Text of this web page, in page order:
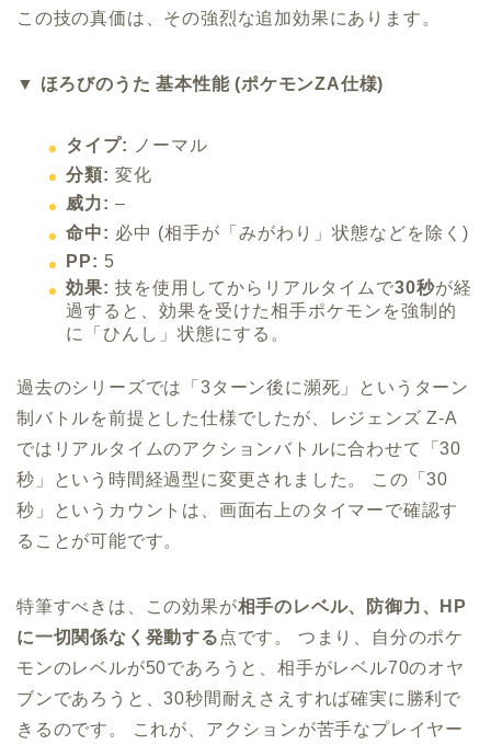
この技の真価は、その強烈な追加効果にあります。
▼ ほろびのうた 基本性能 (ポケモンZA仕様)
タイプ:
ノーマル
分類: 変化
威力: –
命中: 必中 (相手が「みがわり」状態などを除く)
PP: 5
効果: 技を使用してからリアルタイムで30秒が経
過すると、効果を受けた相手ポケモンを強制的
に「ひんし」状態にする。
過去のシリーズでは「3ターン後に瀕死」というターン
制バトルを前提とした仕様でしたが、レジェンズ Z-A
ではリアルタイムのアクションバトルに合わせて「30
秒」という時間経過型に変更されました。 この「30
秒」というカウントは、画面右上のタイマーで確認す
ることが可能です。
特筆すべきは、この効果が相手のレベル、防御力、HP
に一切関係なく発動する 点です。 つまり、自分のポケ
モンのレベルが50であろうと、相手がレベル70のオヤ
ブンであろうと、30秒間耐えさえすれば確実に勝利で
きるのです。 これが、アクションが苦手なプレイヤー